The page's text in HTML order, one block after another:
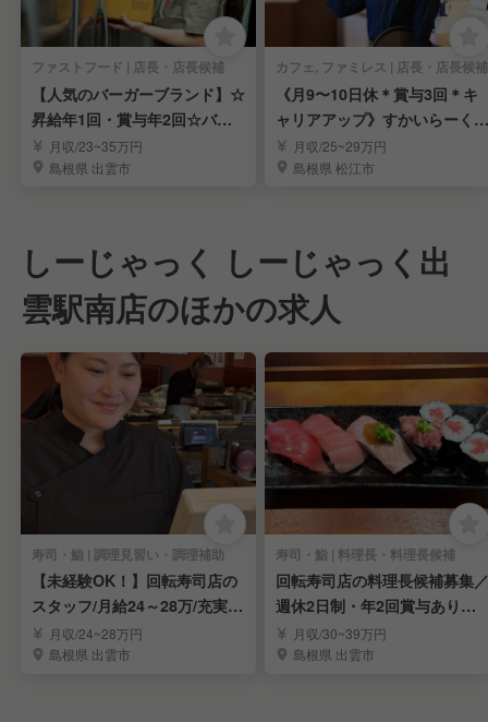
ファストフード | 店長・店長候補
【人気のバーガーブランド】☆
昇給年1回・賞与年2回☆バー
ガーキング店長候補
月収/23~35万円
島根県 出雲市
カフェ, ファミレス | 店長・店長候補
《月9〜10日休＊賞与3回＊キ
ャリアアップ》すかいらーく運
営店の店長候補
月収/25~29万円
島根県 松江市
しーじゃっく しーじゃっく出
雲駅南店のほかの求人
寿司・鮨 | 調理見習い・調理補助
【未経験OK！】回転寿司店の
スタッフ/月給24～28万/充実の
研修！
月収/24~28万円
島根県 出雲市
寿司・鮨 | 料理長・料理長候補
回転寿司店の料理長候補募集／
週休2日制・年2回賞与あり！/
月給30万以上
月収/30~39万円
島根県 出雲市